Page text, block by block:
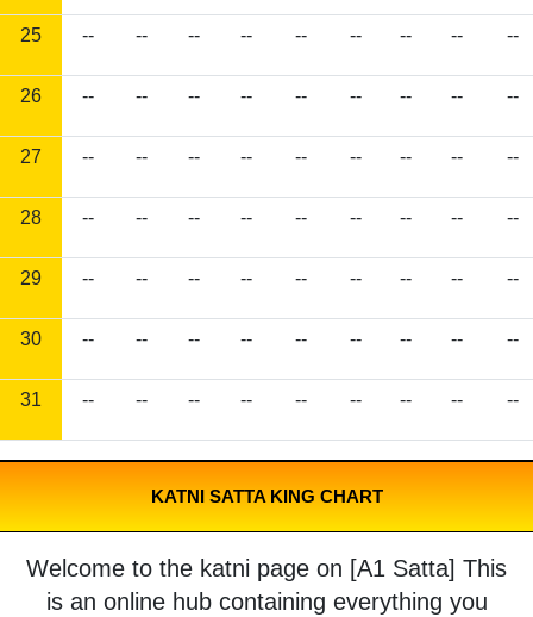
25 -- -- -- -- -- -- -- -- --
26 -- -- -- -- -- -- -- -- --
27 -- -- -- -- -- -- -- -- --
28 -- -- -- -- -- -- -- -- --
29 -- -- -- -- -- -- -- -- --
30 -- -- -- -- -- -- -- -- --
31 -- -- -- -- -- -- -- -- --
KATNI SATTA KING CHART
Welcome to the katni page on [A1 Satta] This
is an online hub containing everything you